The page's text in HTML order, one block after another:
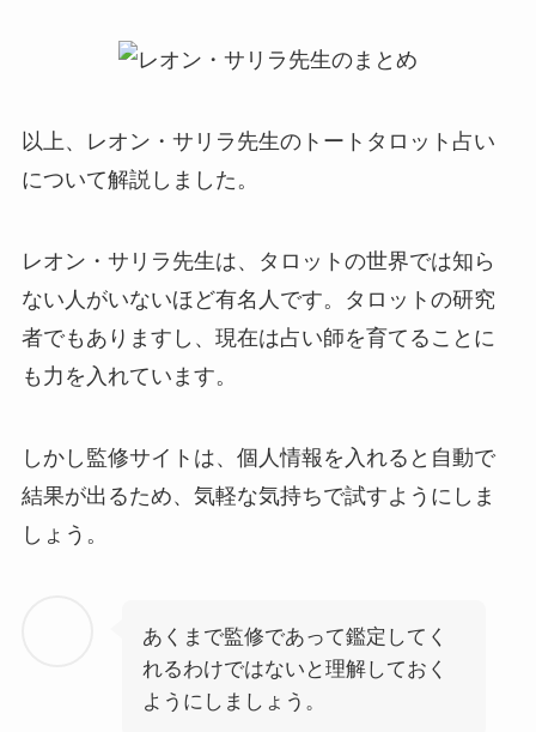
以上、レオン・サリラ先生のトートタロット占い
について解説しました。
レオン・サリラ先生は、タロットの世界では知ら
ない人がいないほど有名人です。タロットの研究
者でもありますし、現在は占い師を育てることに
も力を入れています。
しかし監修サイトは、個人情報を入れると自動で
結果が出るため、気軽な気持ちで試すようにしま
しょう。
あくまで監修であって鑑定してく
れるわけではないと理解しておく
ようにしましょう。